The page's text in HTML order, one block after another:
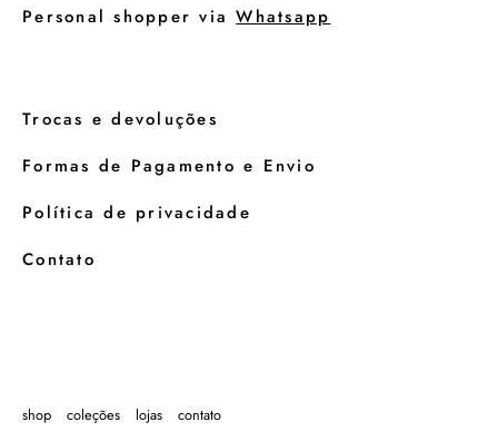
Personal shopper viaWhatsapp
Trocas e devoluções
Formas de Pagamento e Envio
Política de privacidade
Contato
shop coleções lojas contato